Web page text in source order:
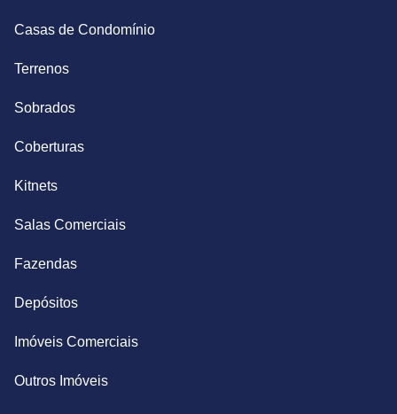
Casas de Condomínio
Terrenos
Sobrados
Coberturas
Kitnets
Salas Comerciais
Fazendas
Depósitos
Imóveis Comerciais
Outros Imóveis